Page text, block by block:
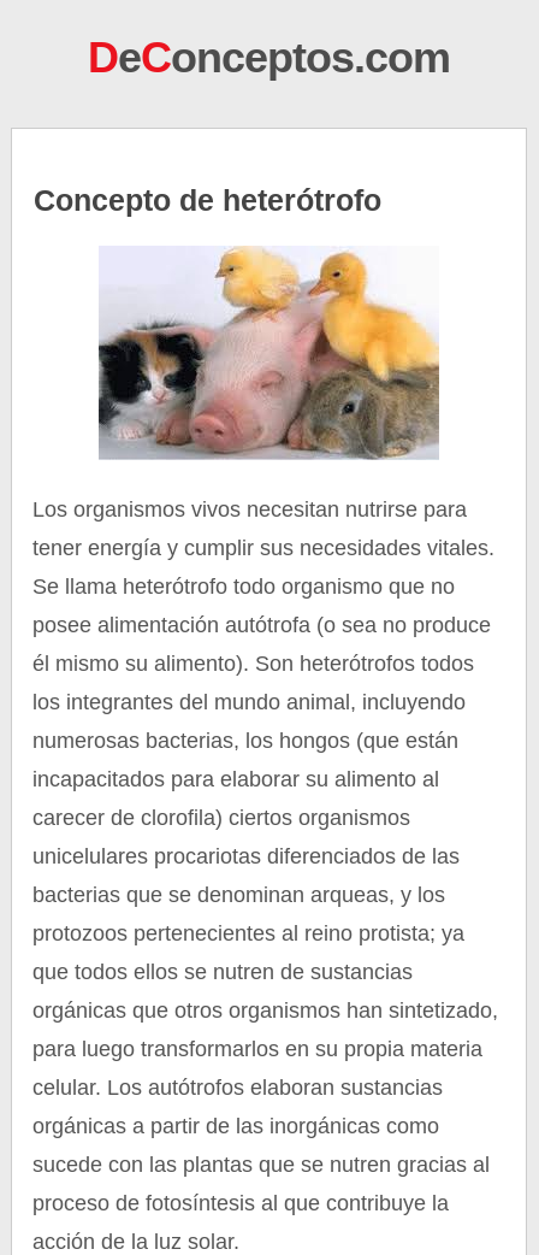
DeConceptos.com
Concepto de heterótrofo
Los organismos vivos necesitan nutrirse para
tener energía y cumplir sus necesidades vitales.
Se llama heterótrofo todo organismo que no
posee alimentación autótrofa (o sea no produce
él mismo su alimento). Son heterótrofos todos
los integrantes del mundo animal, incluyendo
numerosas bacterias, los hongos (que están
incapacitados para elaborar su alimento al
carecer de clorofila) ciertos organismos
unicelulares procariotas diferenciados de las
bacterias que se denominan arqueas, y los
protozoos pertenecientes al reino protista; ya
que todos ellos se nutren de sustancias
orgánicas que otros organismos han sintetizado,
para luego transformarlos en su propia materia
celular. Los autótrofos elaboran sustancias
orgánicas a partir de las inorgánicas como
sucede con las plantas que se nutren gracias al
proceso de fotosíntesis al que contribuye la
acción de la luz solar.